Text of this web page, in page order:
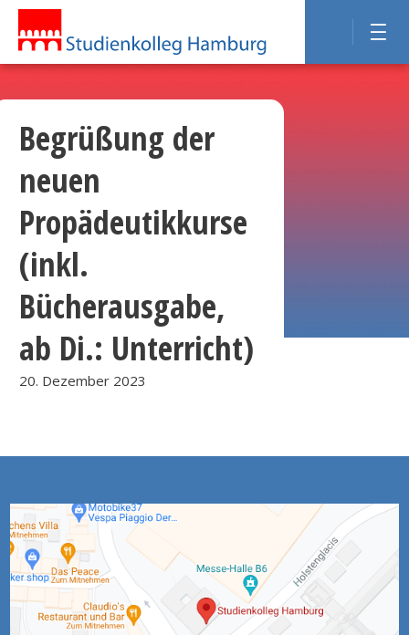
Begrüßung der
neuen
Propädeutikkurse
(inkl.
Bücherausgabe,
ab Di.: Unterricht)
20. Dezember 2023